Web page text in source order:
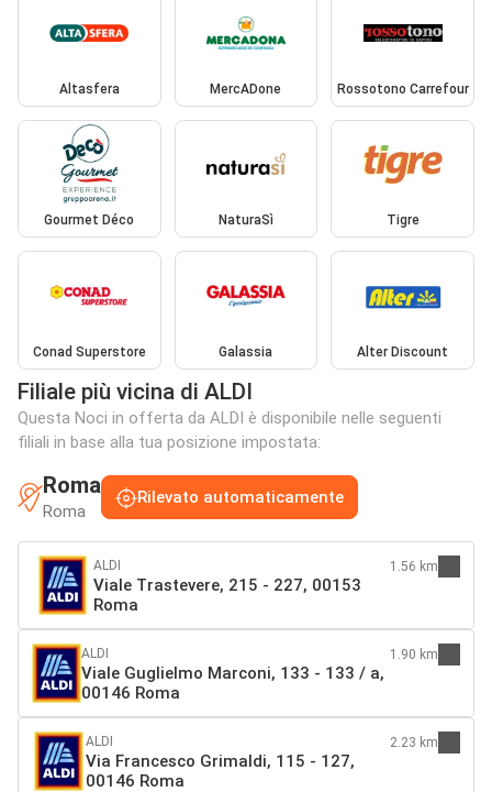
Altasfera MercADone Rossotono Carrefour
Gourmet Déco NaturaSì Tigre
Conad Superstore Galassia Alter Discount
Filiale più vicina di ALDI
Questa Noci in offerta da ALDI è disponibile nelle seguenti
filiali in base alla tua posizione impostata:
Roma
Roma
Rilevato automaticamente
ALDI
Viale Trastevere, 215 - 227, 00153
Roma
1.56 km
ALDI
Viale Guglielmo Marconi, 133 - 133 / a,
00146 Roma
1.90 km
ALDI
Via Francesco Grimaldi, 115 - 127,
00146 Roma
2.23 km